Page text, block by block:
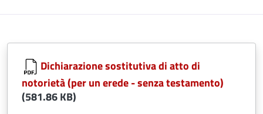
Dichiarazione sostitutiva di atto di
notorietà (per un erede - senza testamento)
(581.86 KB)